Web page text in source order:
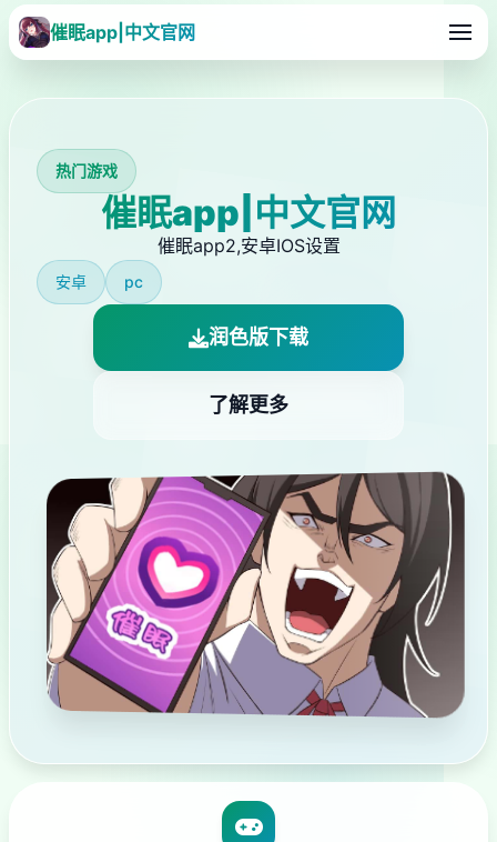
催眠app|中文官网
热门游戏
催眠app|中文官网
催眠app2,安卓IOS设置
安卓 pc
润色版下载
了解更多